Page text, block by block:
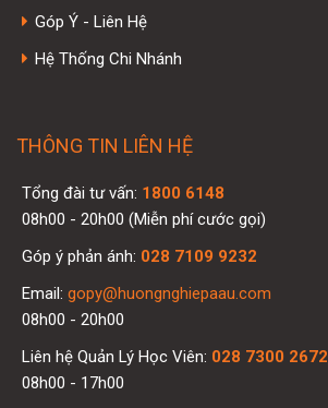
Góp Ý - Liên Hệ
Hệ Thống Chi Nhánh
THÔNG TIN LIÊN HỆ
Tổng đài tư vấn: 1800 6148
08h00 - 20h00 (Miễn phí cước gọi)
Góp ý phản ánh: 028 7109 9232
Email: gopy@huongnghiepaau.com
08h00 - 20h00
Liên hệ Quản Lý Học Viên: 028 7300 2672
08h00 - 17h00